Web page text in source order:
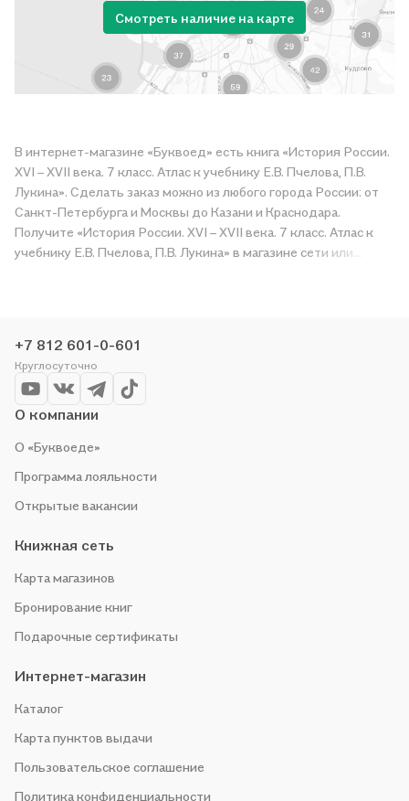
Смотреть наличие на карте
В интернет-магазине «Буквоед» есть книга «История России.
XVI – XVII века. 7 класс. Атлас к учебнику Е.В. Пчелова, П.В.
Лукина». Сделать заказ можно из любого города России: от
Санкт-Петербурга и Москвы до Казани и Краснодара.
Получите «История России. XVI – XVII века. 7 класс. Атлас к
учебнику Е.В. Пчелова, П.В. Лукина» в магазине сети или
выгоду!
+7 812 601-0-601
Круглосуточно
О компании
О «Буквоеде»
Программа лояльности
Открытые вакансии
Книжная сеть
Карта магазинов
Бронирование книг
Подарочные сертификаты
Интернет-магазин
Каталог
Карта пунктов выдачи
Пользовательское соглашение
Политика конфиденциальности